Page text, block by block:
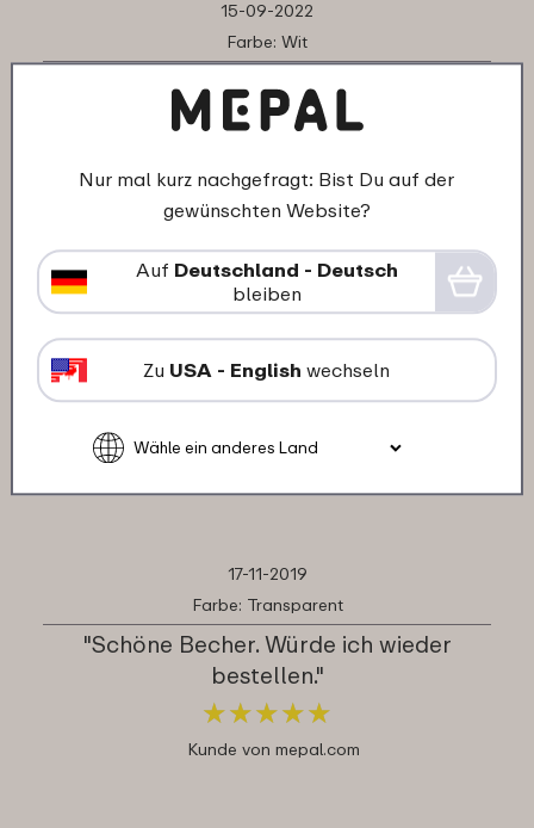
15-09-2022
Farbe: Wit
Becher"
Kunde von mepal.com
14-10-2021
Farbe: Transparent
"Schade ist nur, der klebe Rückstand auf
dem Becher Boden geht nicht ab, von
den etiketten"
★★★★★
★★★★★
17-11-2019
Farbe: Transparent
"Schöne Becher. Würde ich wieder
bestellen."
★★★★★
★★★★★
Kunde von mepal.com
Nur mal kurz nachgefragt: Bist Du auf der
gewünschten Website?
Auf Deutschland - Deutsch
bleiben
Zu USA - English wechseln